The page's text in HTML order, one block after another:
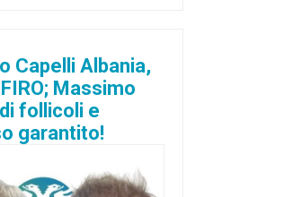
Capelli Albania,
Massimo
follicoli e
garantito!